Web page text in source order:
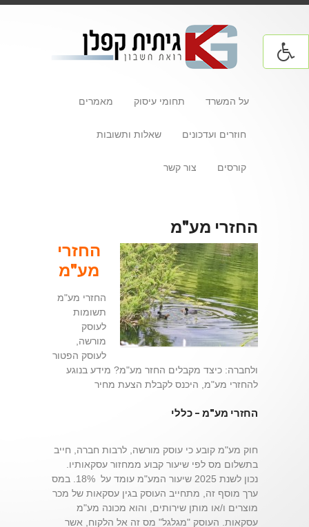
על המשרד תחומי עיסוק מאמרים
חוזרים ועדכונים שאלות ותשובות
קורסים צור קשר
החזרי מע"מ
החזרי
מע"מ
החזרי מע"מ
תשומות
לעוסק
מורשה,
לעוסק הפטור
ולחברה: כיצד מקבלים החזר מע"מ? מידע בנוגע
להחזרי מע"מ, היכנס לקבלת הצעת מחיר
החזרי מע"מ – כללי
חוק מע"מ קובע כי עוסק מורשה, לרבות חברה, חייב
בתשלום מס לפי שיעור קבוע ממחזור עסקאותיו.
נכון לשנת 2025 שיעור המע"מ עומד על 18%. במס
ערך מוסף זה, מתחייב העוסק בגין עסקאות של מכר
מוצרים ו/או מותן שירותים, והוא מכונה מע"מ
עסקאות. העוסק "מגלגל" מס זה אל הלקוח, אשר